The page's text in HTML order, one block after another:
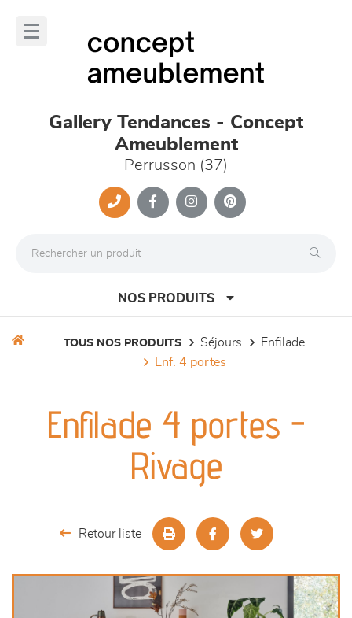
Gallery Tendances - Concept
Ameublement
Perrusson (37)
NOS PRODUITS
séjours
meubles de complément
TOUS NOS PRODUITS séjours
enfilade
enf. 4 portes
Enfilade 4 portes -
Rivage
Retour liste